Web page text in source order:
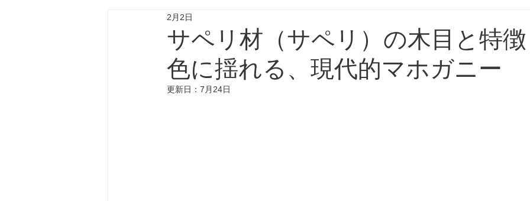
サペリ材（サペリ）の木目と特
色に揺れる、現代的マホガニー
2月2日
更新日： 7月24日